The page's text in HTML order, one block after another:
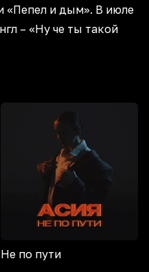
«Пепел и дым». В июле
– «Ну че ты такой
Не по пути